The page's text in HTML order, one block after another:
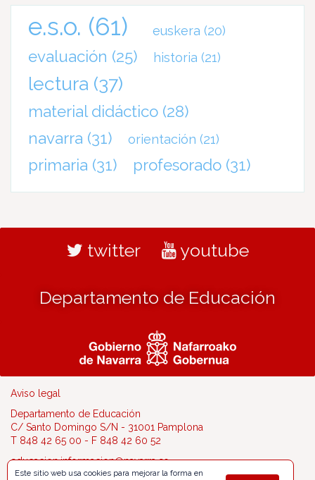
e.s.o. (61) euskera (20)
evaluación (25) historia (21)
lectura (37)
material didáctico (28)
navarra (31) orientación (21)
primaria (31) profesorado (31)
twitter youtube
Departamento de Educación
Aviso legal
Departamento de Educación
C/ Santo Domingo S/N - 31001 Pamplona
T 848 42 65 00 - F 848 42 60 52
educacion.informacion@navarra.es
Este sitio web usa cookies para mejorar la forma en